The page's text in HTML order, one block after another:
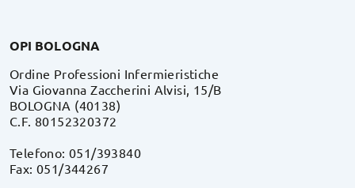
OPI BOLOGNA
Ordine Professioni Infermieristiche
Via Giovanna Zaccherini Alvisi, 15/B
BOLOGNA (40138)
C.F. 80152320372
Telefono: 051/393840
Fax: 051/344267